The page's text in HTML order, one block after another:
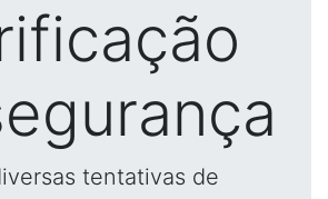
tentativas de